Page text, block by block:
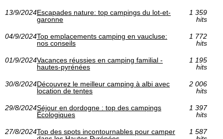
13/9/2024Escapades nature: top campings du lot-et-
garonne
1 359
hits
04/9/2024Top emplacements camping en vaucluse:
nos conseils
1 772
hits
01/9/2024Vacances réussies en camping familial -
hautes-pyrénées
1 195
hits
30/8/2024Découvrez le meilleur camping à albi avec
location de tentes
2 006
hits
29/8/2024Séjour en dordogne : top des campings
Écologiques
1 397
hits
27/8/2024Top des spots incontournables pour camper
1 587